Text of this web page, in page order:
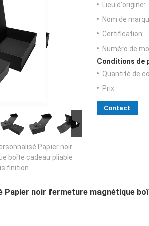
Papier noir
boîte cadeau pliable
finition
Lieu d'origine:
Nom de
Certification:
Numéro de
Conditions de
Quantité de
Prix:
Contact
Papier noir fermeture magnétique